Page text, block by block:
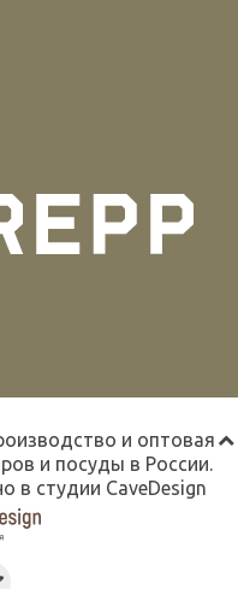
и оптовая
и посуды в России.
в студии CaveDesign